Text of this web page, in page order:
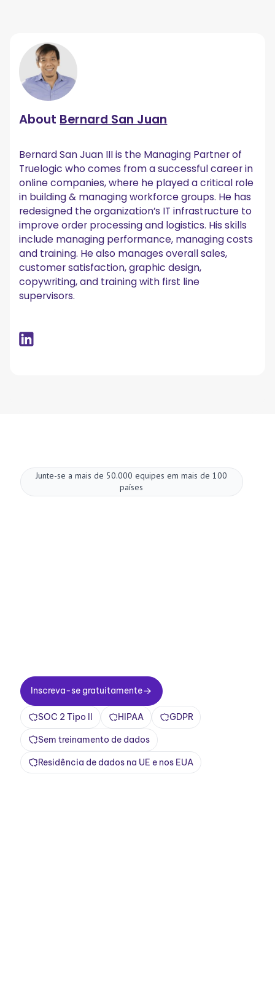
About Bernard San Juan
Bernard San Juan III is the Managing Partner of
Truelogic who comes from a successful career in
online companies, where he played a critical role
in building & managing workforce groups. He has
redesigned the organization’s IT infrastructure to
improve order processing and logistics. His skills
include managing performance, managing costs
and training. He also manages overall sales,
customer satisfaction, graphic design,
copywriting, and training with first line
supervisors.
Junte-se a mais de 50.000 equipes em mais de 100
países
Inscreva-se gratuitamente
Inscreva-se gratuitamente
SOC 2 Tipo II HIPAA GDPR
Sem treinamento de dados
Residência de dados na UE e nos EUA